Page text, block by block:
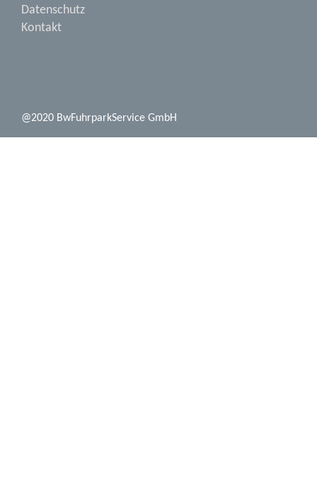
Datenschutz
Kontakt
@2020 BwFuhrparkService GmbH